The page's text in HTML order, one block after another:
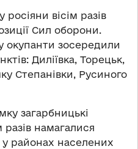
вісім разів
Сил оборони.
окупанти зосередили
Диліївка, Торецьк,
Степанівки, Русиного
загарбницькі
разів намагалися
районах населених